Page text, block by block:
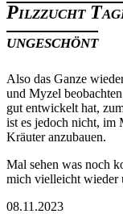
Pilzzucht
ungeschönt
Also das Ganze
und Myzel
gut entwickelt hat,
ist es jedoch nicht, im
Kräuter anzubauen.
Mal sehen was noch
mich vielleicht wieder
08.11.2023